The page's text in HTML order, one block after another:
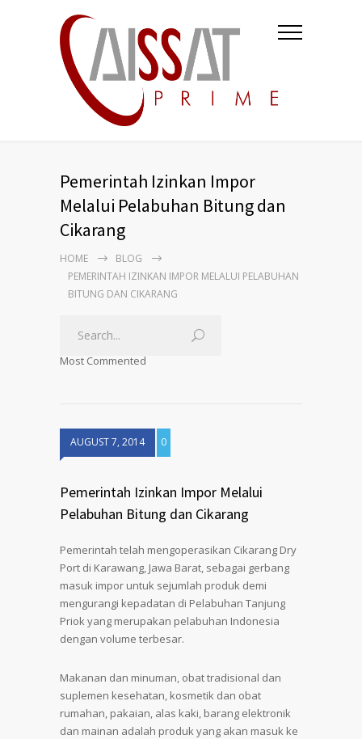
Pemerintah Izinkan Impor
Melalui Pelabuhan Bitung dan
Cikarang
HOME
BLOG
PEMERINTAH IZINKAN IMPOR MELALUI PELABUHAN
BITUNG DAN CIKARANG
Most Commented
AUGUST 7, 2014 0
Pemerintah Izinkan Impor Melalui
Pelabuhan Bitung dan Cikarang
Pemerintah telah mengoperasikan Cikarang Dry
Port di Karawang, Jawa Barat, sebagai gerbang
masuk impor untuk sejumlah produk demi
mengurangi kepadatan di Pelabuhan Tanjung
Priok yang merupakan pelabuhan Indonesia
dengan volume terbesar.
Makanan dan minuman, obat tradisional dan
suplemen kesehatan, kosmetik dan obat
rumahan, pakaian, alas kaki, barang elektronik
dan mainan adalah produk yang akan masuk ke